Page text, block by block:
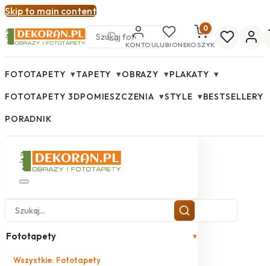
Skip to main content
KONTOULUBIONE
0
KOSZYK
FOTOTAPETY ▾TAPETY ▾OBRAZY ▾PLAKATY ▾
FOTOTAPETY 3DPOMIESZCZENIA ▾STYLE ▾BESTSELLERY
PORADNIK
Fototapety ▾
Wszystkie: Fototapety